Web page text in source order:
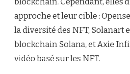
approche et leur cible :
la diversité des NFT, Solanart
blockchain Solana, et Axie
vidéo basé sur les NFT.